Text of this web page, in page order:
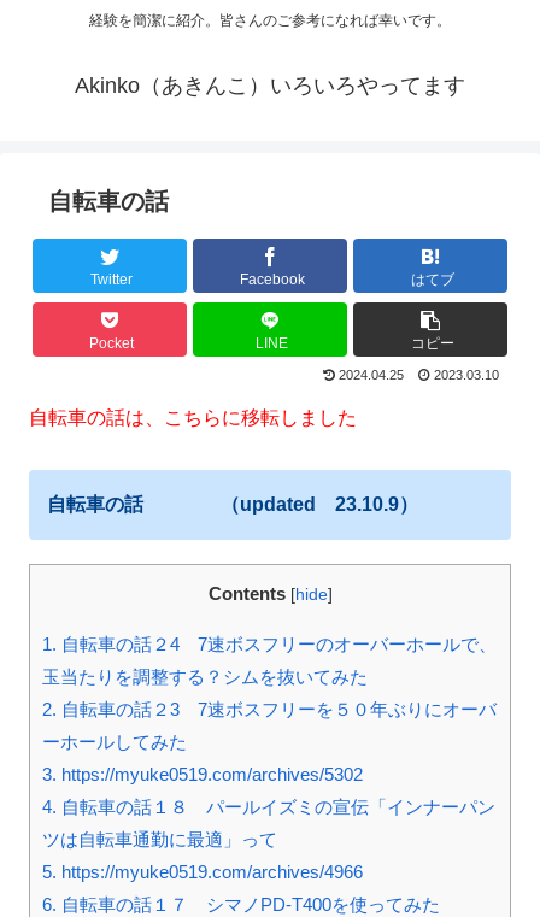
経験を簡潔に紹介。皆さんのご参考になれば幸いです。
Akinko（あきんこ）いろいろやってます
自転車の話
Twitter Facebook はてブ
Pocket LINE コピー
2024.04.25 2023.03.10
自転車の話は、こちらに移転しました
自転車の話 （updated 23.10.9）
Contents [hide]
1. 自転車の話２4 7速ボスフリーのオーバーホールで、
玉当たりを調整する？シムを抜いてみた
2. 自転車の話２3 7速ボスフリーを５０年ぶりにオーバ
ーホールしてみた
3. https://myuke0519.com/archives/5302
4. 自転車の話１８ パールイズミの宣伝「インナーパン
ツは自転車通勤に最適」って
5. https://myuke0519.com/archives/4966
6. 自転車の話１７ シマノPD-T400を使ってみた